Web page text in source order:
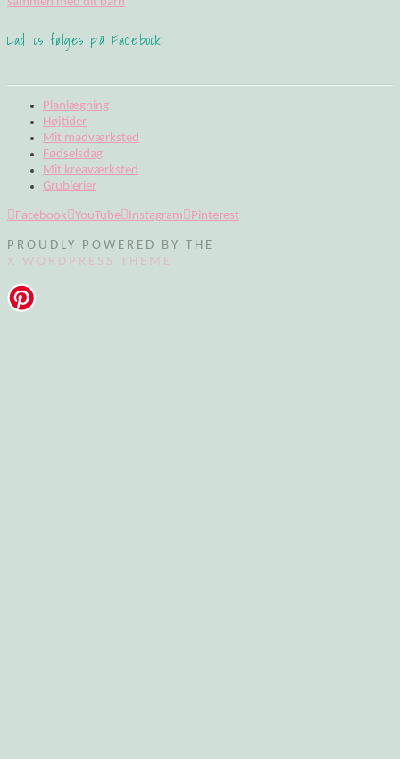
Lad os følges på Facebook:
Planlægning
Højtider
Mit madværksted
Fødselsdag
Mit kreaværksted
Grublerier
Facebook YouTube Instagram Pinterest
PROUDLY POWERED BY THE
X WORDPRESS THEME